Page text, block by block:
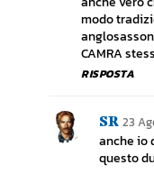
modo
CAMRA
RISPOSTA
SR 23
anche io
questo